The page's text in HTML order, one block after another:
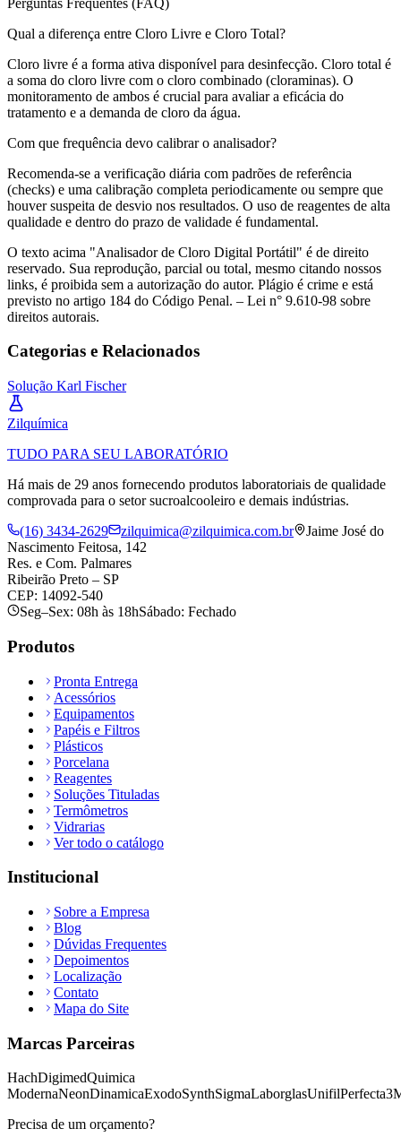
Qual a diferença entre Cloro Livre e Cloro Total?
Cloro livre é a forma ativa disponível para desinfecção. Cloro total é
a soma do cloro livre com o cloro combinado (cloraminas). O
monitoramento de ambos é crucial para avaliar a eficácia do
tratamento e a demanda de cloro da água.
Com que frequência devo calibrar o analisador?
Recomenda-se a verificação diária com padrões de referência
(checks) e uma calibração completa periodicamente ou sempre que
houver suspeita de desvio nos resultados. O uso de reagentes de alta
qualidade e dentro do prazo de validade é fundamental.
O texto acima "Analisador de Cloro Digital Portátil" é de direito
reservado. Sua reprodução, parcial ou total, mesmo citando nossos
links, é proibida sem a autorização do autor. Plágio é crime e está
previsto no artigo 184 do Código Penal. – Lei n° 9.610-98 sobre
direitos autorais.
Categorias e Relacionados
Solução Karl Fischer
Zilquímica
TUDO PARA SEU LABORATÓRIO
Há mais de 29 anos fornecendo produtos laboratoriais de qualidade
comprovada para o setor sucroalcooleiro e demais indústrias.
(16) 3434-2629
zilquimica@zilquimica.com.br
Jaime José do
Nascimento Feitosa, 142
Res. e Com. Palmares
Ribeirão Preto – SP
CEP: 14092-540
Seg–Sex: 08h às 18hSábado: Fechado
Produtos
Pronta Entrega
Acessórios
Equipamentos
Papéis e Filtros
Plásticos
Porcelana
Reagentes
Soluções Tituladas
Termômetros
Vidrarias
Ver todo o catálogo
Institucional
Sobre a Empresa
Blog
Dúvidas Frequentes
Depoimentos
Localização
Contato
Mapa do Site
Marcas Parceiras
HachDigimedQuimica
ModernaNeonDinamicaExodoSynthSigmaLaborglasUnifilPerfecta
Precisa de um orçamento?